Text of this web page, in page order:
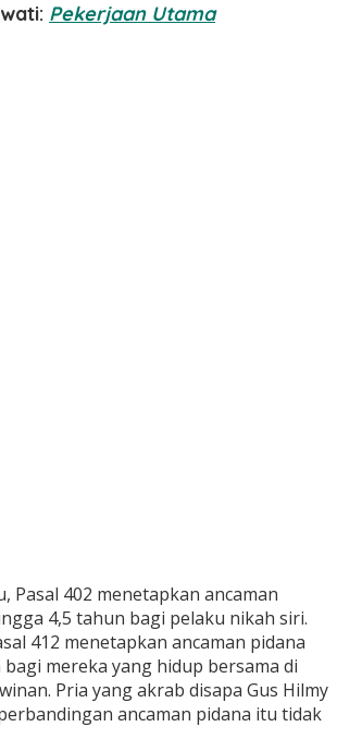
Pekerjaan Utama
Pasal 402 menetapkan ancaman
4,5 tahun bagi pelaku nikah siri.
412 menetapkan ancaman pidana
mereka yang hidup bersama di
Pria yang akrab disapa Gus Hilmy
ancaman pidana itu tidak